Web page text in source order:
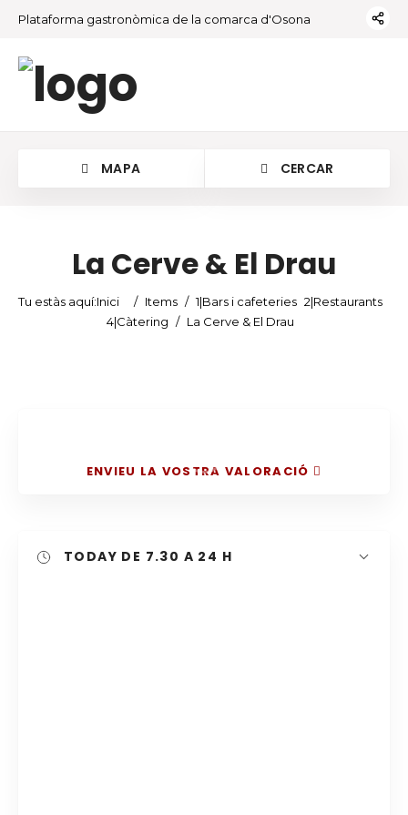
Plataforma gastronòmica de la comarca d'Osona
MAPA CERCAR
La Cerve & El Drau
Tu estàs aquí:Inici / Items / 1|Bars i cafeteries 2|Restaurants
4|Càtering / La Cerve & El Drau
ENVIEU LA VOSTRA VALORACIÓ
TODAY DE 7.30 A 24 H